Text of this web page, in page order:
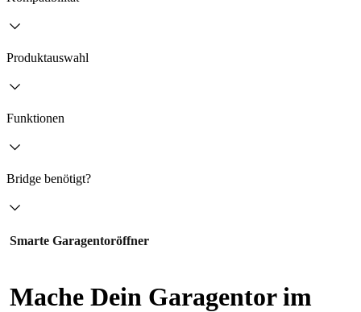
Produktauswahl
Funktionen
Bridge benötigt?
Smarte Garagentoröffner
Mache Dein Garagentor im